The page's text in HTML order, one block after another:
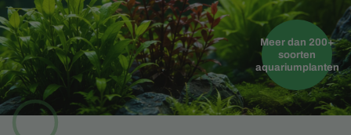
Meer dan 200+
soorten
aquariumplanten